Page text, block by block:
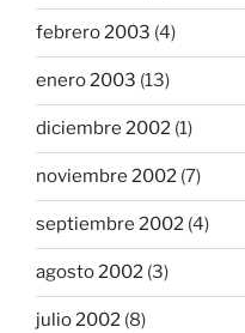
febrero 2003 (4)
enero 2003 (13)
diciembre 2002 (1)
noviembre 2002 (7)
septiembre 2002 (4)
agosto 2002 (3)
julio 2002 (8)